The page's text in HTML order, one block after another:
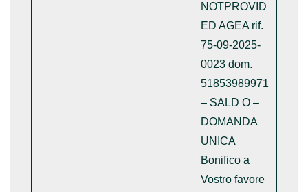
NOTPROVID
ED AGEA rif.
75-09-2025-
0023 dom.
51853989971
– SALD O –
DOMANDA
UNICA
Bonifico a
Vostro favore